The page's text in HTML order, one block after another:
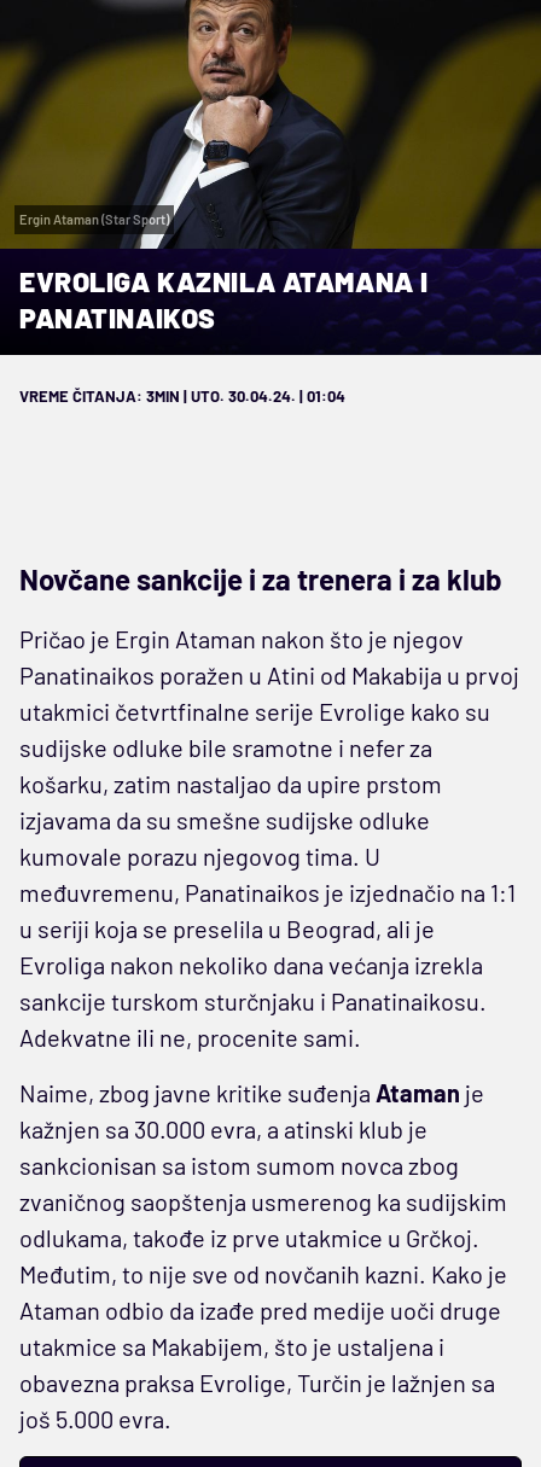
Ergin Ataman (Star Sport)
EVROLIGA KAZNILA ATAMANA I
PANATINAIKOS
VREME ČITANJA: 3MIN | UTO. 30.04.24. | 01:04
Novčane sankcije i za trenera i za klub
Pričao je Ergin Ataman nakon što je njegov
Panatinaikos poražen u Atini od Makabija u prvoj
utakmici četvrtfinalne serije Evrolige kako su
sudijske odluke bile sramotne i nefer za
košarku, zatim nastaljao da upire prstom
izjavama da su smešne sudijske odluke
kumovale porazu njegovog tima. U
međuvremenu, Panatinaikos je izjednačio na 1:1
u seriji koja se preselila u Beograd, ali je
Evroliga nakon nekoliko dana većanja izrekla
sankcije turskom sturčnjaku i Panatinaikosu.
Adekvatne ili ne, procenite sami.
Naime, zbog javne kritike suđenja Ataman je
kažnjen sa 30.000 evra, a atinski klub je
sankcionisan sa istom sumom novca zbog
zvaničnog saopštenja usmerenog ka sudijskim
odlukama, takođe iz prve utakmice u Grčkoj.
Međutim, to nije sve od novčanih kazni. Kako je
Ataman odbio da izađe pred medije uoči druge
utakmice sa Makabijem, što je ustaljena i
obavezna praksa Evrolige, Turčin je lažnjen sa
još 5.000 evra.